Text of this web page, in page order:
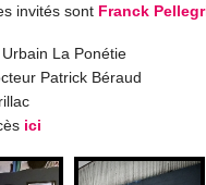
invités sont Franck
La Ponétie
Patrick Béraud
ici